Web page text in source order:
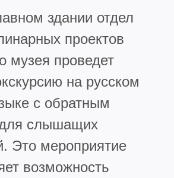
здании отдел
проектов
музея проведет
на русском
с обратным
слышащих
Это мероприятие
возможность